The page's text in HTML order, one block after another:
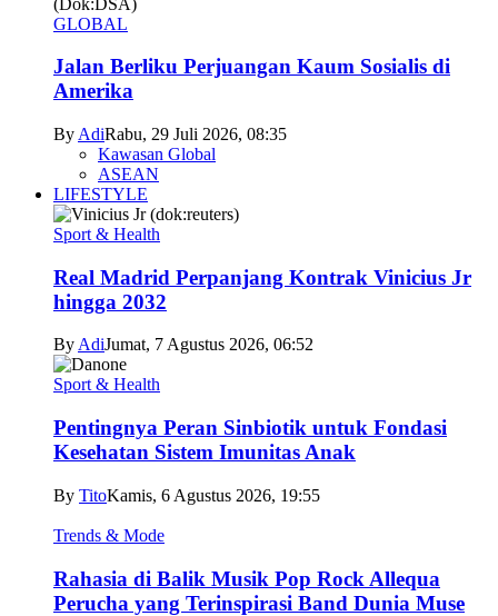
GLOBAL
Jalan Berliku Perjuangan Kaum Sosialis di
Amerika
By AdiRabu, 29 Juli 2026, 08:35
Kawasan Global
ASEAN
LIFESTYLE
Sport & Health
Real Madrid Perpanjang Kontrak Vinicius Jr
hingga 2032
ByAdiJumat, 7 Agustus 2026, 06:52
Sport & Health
Pentingnya Peran Sinbiotik untuk Fondasi
Kesehatan Sistem Imunitas Anak
By TitoKamis, 6 Agustus 2026, 19:55
Trends & Mode
Rahasia di Balik Musik Pop Rock Allequa
Perucha yang Terinspirasi Band Dunia Muse